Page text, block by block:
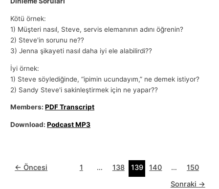
Kötü örnek:
1) Müşteri nasıl, Steve, servis elemanının adını öğrenin?
2) Steve'in sorunu ne??
3) Jenna şikayeti nasıl daha iyi ele alabilirdi??
İyi örnek:
1) Steve söylediğinde, “ipimin ucundayım,” ne demek istiyor?
2) Sandy Steve'i sakinleştirmek için ne yapar??
Members:PDF Transcript
Download:Podcast MP3
← Öncesi 1 … 138 139 140 …
150
Sonraki →